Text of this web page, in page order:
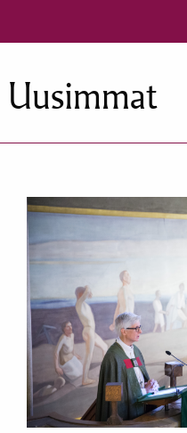
Uusimmat